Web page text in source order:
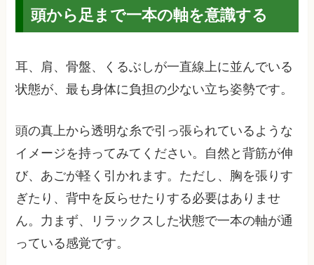
頭から足まで一本の軸を意識する
耳、肩、骨盤、くるぶしが一直線上に並んでいる
状態が、最も身体に負担の少ない立ち姿勢です。
頭の真上から透明な糸で引っ張られているような
イメージを持ってみてください。自然と背筋が伸
び、あごが軽く引かれます。ただし、胸を張りす
ぎたり、背中を反らせたりする必要はありませ
ん。力まず、リラックスした状態で一本の軸が通
っている感覚です。